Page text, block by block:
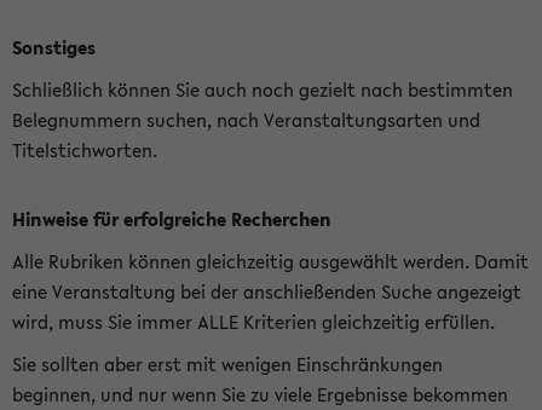
Sonstiges
Schließlich können Sie auch noch gezielt nach bestimmten
Belegnummern suchen, nach Veranstaltungsarten und
Titelstichworten.
Hinweise für erfolgreiche Recherchen
Alle Rubriken können gleichzeitig ausgewählt werden. Damit
eine Veranstaltung bei der anschließenden Suche angezeigt
wird, muss Sie immer ALLE Kriterien gleichzeitig erfüllen.
Sie sollten aber erst mit wenigen Einschränkungen
beginnen, und nur wenn Sie zu viele Ergebnisse bekommen